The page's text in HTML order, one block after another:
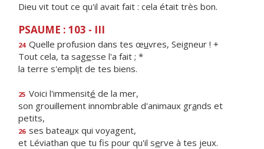
Dieu vit tout ce qu'il avait fait : cela était très bon.
PSAUME : 103 - III
24 Quelle profusion dans tes œuvres, Seigneur ! +
Tout cela, ta sagesse l'a fait ; *
la terre s'emplit de tes biens.
25 Voici l'immensité de la mer,
son grouillement innombrable d'animaux grands et
petits,
26 ses bateaux qui voyagent,
et Léviathan que tu fis pour qu'il serve à tes jeux.